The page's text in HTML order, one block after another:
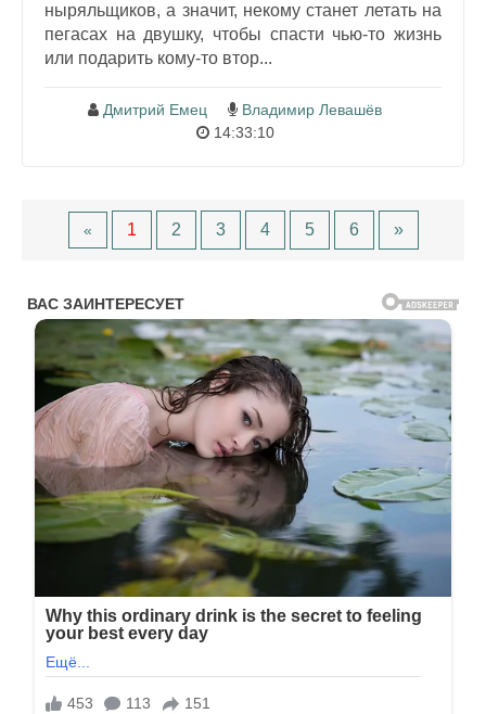
ныряльщиков, а значит, некому станет летать на
пегасах на двушку, чтобы спасти чью-то жизнь
или подарить кому-то втор...
Дмитрий Емец
Владимир Левашёв
14:33:10
« 1 2 3 4 5 6 »